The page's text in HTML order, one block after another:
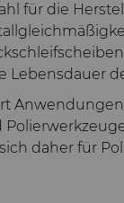
für die
Lebensdauer
daher für